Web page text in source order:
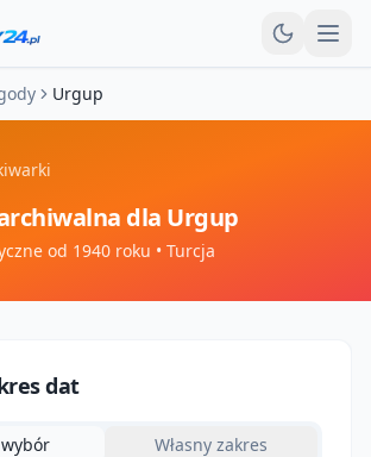
Urgup
dla Urgup
od 1940 roku • Turcja
dat
Własny zakres